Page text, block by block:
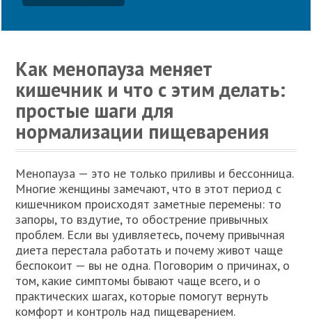
Как менопауза меняет
кишечник и что с этим делать:
простые шаги для
нормализации пищеварения
Менопауза — это не только приливы и бессонница.
Многие женщины замечают, что в этот период с
кишечником происходят заметные перемены: то
запоры, то вздутие, то обострение привычных
проблем. Если вы удивляетесь, почему привычная
диета перестала работать и почему живот чаще
беспокоит — вы не одна. Поговорим о причинах, о
том, какие симптомы бывают чаще всего, и о
практических шагах, которые помогут вернуть
комфорт и контроль над пищеварением.